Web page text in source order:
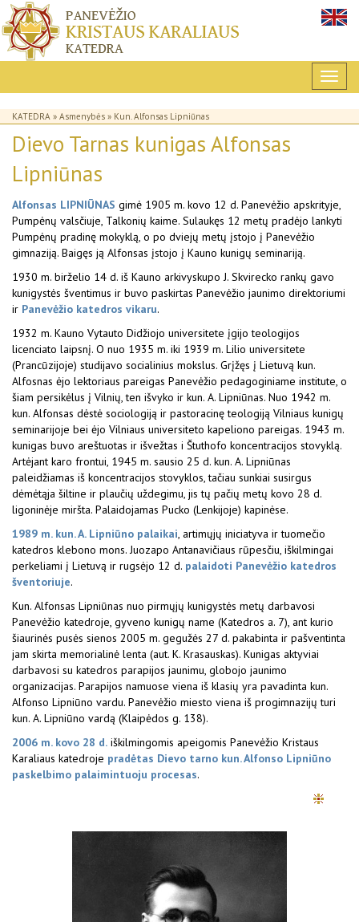
KATEDRA » Asmenybės » Kun. Alfonsas Lipniūnas
Dievo Tarnas kunigas Alfonsas
Lipniūnas
Alfonsas LIPNIŪNAS gimė 1905 m. kovo 12 d. Panevėžio apskrityje,
Pumpėnų valsčiuje, Talkonių kaime. Sulaukęs 12 metų pradėjo lankyti
Pumpėnų pradinę mokyklą, o po dviejų metų įstojo į Panevėžio
gimnaziją. Baigęs ją Alfonsas įstojo į Kauno kunigų seminariją.
1930 m. birželio 14 d. iš Kauno arkivyskupo J. Skvirecko rankų gavo
kunigystės šventimus ir buvo paskirtas Panevėžio jaunimo direktoriumi
ir Panevėžio katedros vikaru.
1932 m. Kauno Vytauto Didžiojo universitete įgijo teologijos
licenciato laipsnį. O nuo 1935 m. iki 1939 m. Lilio universitete
(Prancūzijoje) studijavo socialinius mokslus. Grįžęs į Lietuvą kun.
Alfosnas ėjo lektoriaus pareigas Panevėžio pedagoginiame institute, o
šiam persikėlus į Vilnių, ten išvyko ir kun. A. Lipniūnas. Nuo 1942 m.
kun. Alfonsas dėstė sociologiją ir pastoracinę teologiją Vilniaus kunigų
seminarijoje bei ėjo Vilniaus universiteto kapeliono pareigas. 1943 m.
kunigas buvo areštuotas ir išvežtas i Štuthofo koncentracijos stovyklą.
Artėjant karo frontui, 1945 m. sausio 25 d. kun. A. Lipniūnas
paleidžiamas iš koncentracijos stovyklos, tačiau sunkiai susirgus
dėmėtąja šiltine ir plaučių uždegimu, jis tų pačių metų kovo 28 d.
ligoninėje miršta. Palaidojamas Pucko (Lenkijoje) kapinėse.
1989 m. kun. A. Lipniūno palaikai, artimųjų iniciatyva ir tuomečio
katedros klebono mons. Juozapo Antanavičiaus rūpesčiu, iškilmingai
perkeliami į Lietuvą ir rugsėjo 12 d. palaidoti Panevėžio katedros
šventoriuje.
Kun. Alfonsas Lipniūnas nuo pirmųjų kunigystės metų darbavosi
Panevėžio katedroje, gyveno kunigų name (Katedros a. 7), ant kurio
šiaurinės pusės sienos 2005 m. gegužės 27 d. pakabinta ir pašventinta
jam skirta memorialinė lenta (aut. K. Krasauskas). Kunigas aktyviai
darbavosi su katedros parapijos jaunimu, globojo jaunimo
organizacijas. Parapijos namuose viena iš klasių yra pavadinta kun.
Alfonso Lipniūno vardu. Panevėžio miesto viena iš progimnazijų turi
kun. A. Lipniūno vardą (Klaipėdos g. 138).
2006 m. kovo 28 d. iškilmingomis apeigomis Panevėžio Kristaus
Karaliaus katedroje pradėtas Dievo tarno kun. Alfonso Lipniūno
paskelbimo palaimintuoju procesas.